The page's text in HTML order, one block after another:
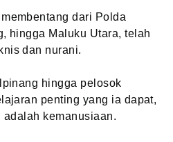
dari Polda
hingga Maluku Utara, telah
dan nurani.
hingga pelosok
penting yang ia dapat,
kemanusiaan.